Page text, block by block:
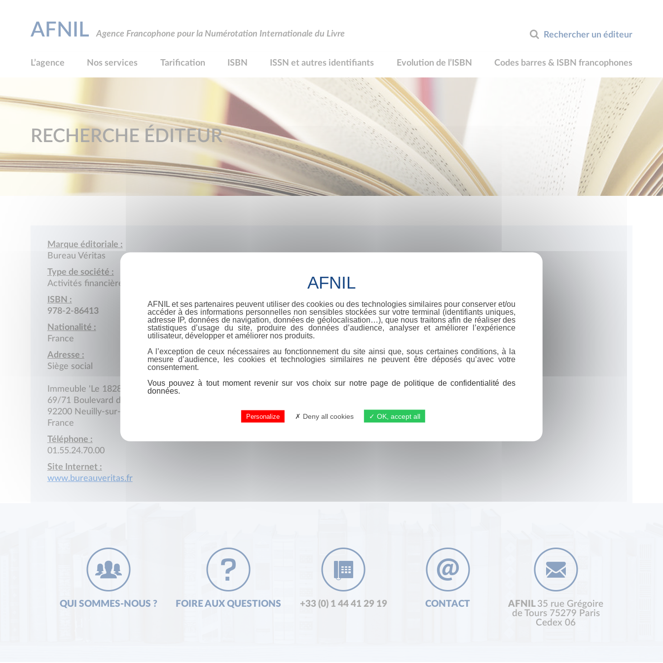
Rechercher un éditeur
AFNIL Agence Francophone pour la Numérotation Internationale du Livre
L’agence Nos services Tarification ISBN ISSN et autres identifiants Evolution de l’ISBN Codes barres & ISBN francophones
RECHERCHE ÉDITEUR
Marque éditoriale :
Bureau Véritas
Type de société :
Activités financières
ISBN :
978-2-86413
Nationalité :
France
Adresse :
Siège social
Immeuble 'Le 1828'
69/71 Boulevard du Château
92200 Neuilly-sur-Seine
France
Téléphone :
01.55.24.70.00
Site Internet :
www.bureauveritas.fr
QUI SOMMES-NOUS ? FOIRE AUX QUESTIONS +33 (0) 1 44 41 29 19 CONTACT AFNIL 35 rue Grégoire
de Tours 75279 Paris
Cedex 06
AFNIL et ses partenaires peuvent utiliser des cookies ou des technologies similaires pour conserver et/ou
accéder à des informations personnelles non sensibles stockées sur votre terminal (identifiants uniques,
adresse IP, données de navigation, données de géolocalisation…), que nous traitons afin de réaliser des
statistiques d’usage du site, produire des données d’audience, analyser et améliorer l’expérience
utilisateur, développer et améliorer nos produits.
A l’exception de ceux nécessaires au fonctionnement du site ainsi que, sous certaines conditions, à la
mesure d’audience, les cookies et technologies similaires ne peuvent être déposés qu’avec votre
consentement.
Vous pouvez à tout moment revenir sur vos choix sur notre page de politique de confidentialité des
données.
Personalize Deny all cookies OK, accept all